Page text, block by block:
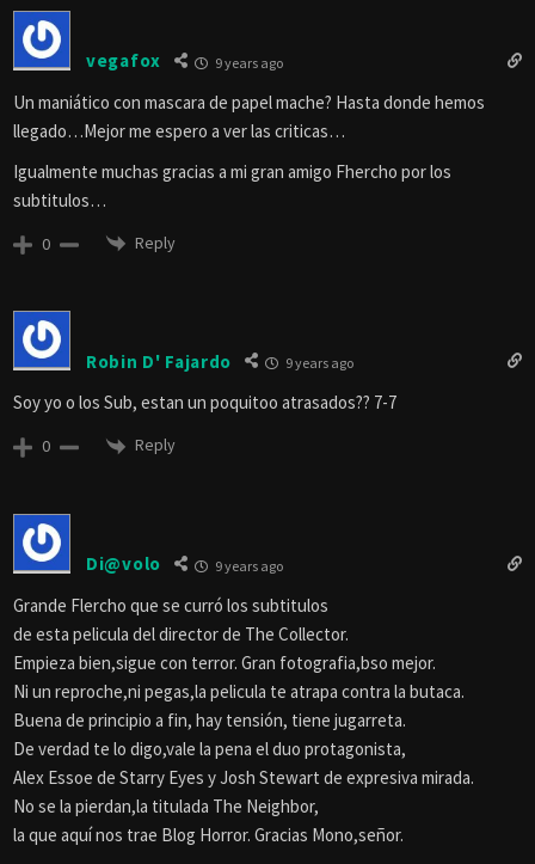
vegafox 9 years ago
Un maniático con mascara de papel mache? Hasta donde hemos
llegado…Mejor me espero a ver las criticas…
Igualmente muchas gracias a mi gran amigo Fhercho por los
subtitulos…
0 Reply
Robin D' Fajardo 9 years ago
Soy yo o los Sub, estan un poquitoo atrasados?? 7-7
0 Reply
Di@volo 9 years ago
Grande Flercho que se curró los subtitulos
de esta pelicula del director de The Collector.
Empieza bien,sigue con terror. Gran fotografia,bso mejor.
Ni un reproche,ni pegas,la pelicula te atrapa contra la butaca.
Buena de principio a fin, hay tensión, tiene jugarreta.
De verdad te lo digo,vale la pena el duo protagonista,
Alex Essoe de Starry Eyes y Josh Stewart de expresiva mirada.
No se la pierdan,la titulada The Neighbor,
la que aquí nos trae Blog Horror. Gracias Mono,señor.